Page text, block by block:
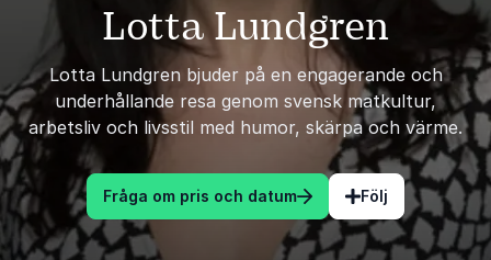
Lotta Lundgren
Lotta Lundgren bjuder på en engagerande och
underhållande resa genom svensk matkultur,
arbetsliv och livsstil med humor, skärpa och värme.
Fråga om pris och datum Följ